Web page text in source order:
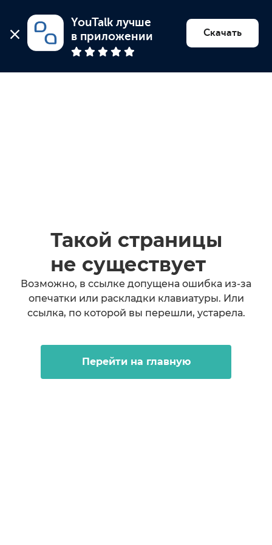
YouTalk лучше
в приложении
Скачать
Найти психолога
Такой страницы
не существует
Возможно, в ссылке допущена ошибка из-за
опечатки или раскладки клавиатуры. Или
ссылка, по которой вы перешли, устарела.
Перейти на главную